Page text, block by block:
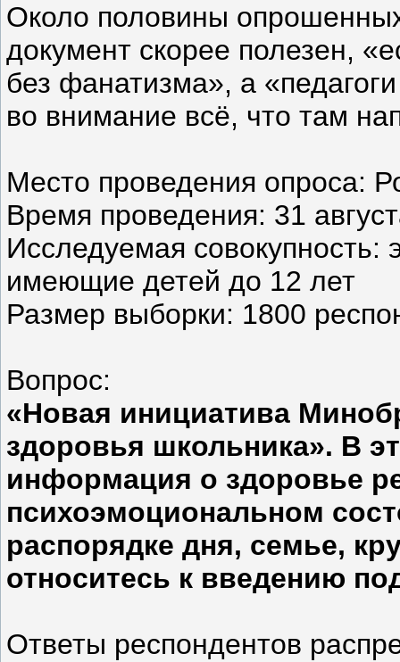
Около половины
документ скорее полезен,
без фанатизма», а
во внимание всё, что там
Место проведения опроса:
Время проведения: 31
Исследуемая совокупность:
имеющие детей до 12 лет
Размер выборки: 1800
Вопрос:
«Новая инициатива
здоровья школьника». В
информация о здоровье
психоэмоциональном
распорядке дня, семье,
относитесь к введению
Ответы респондентов